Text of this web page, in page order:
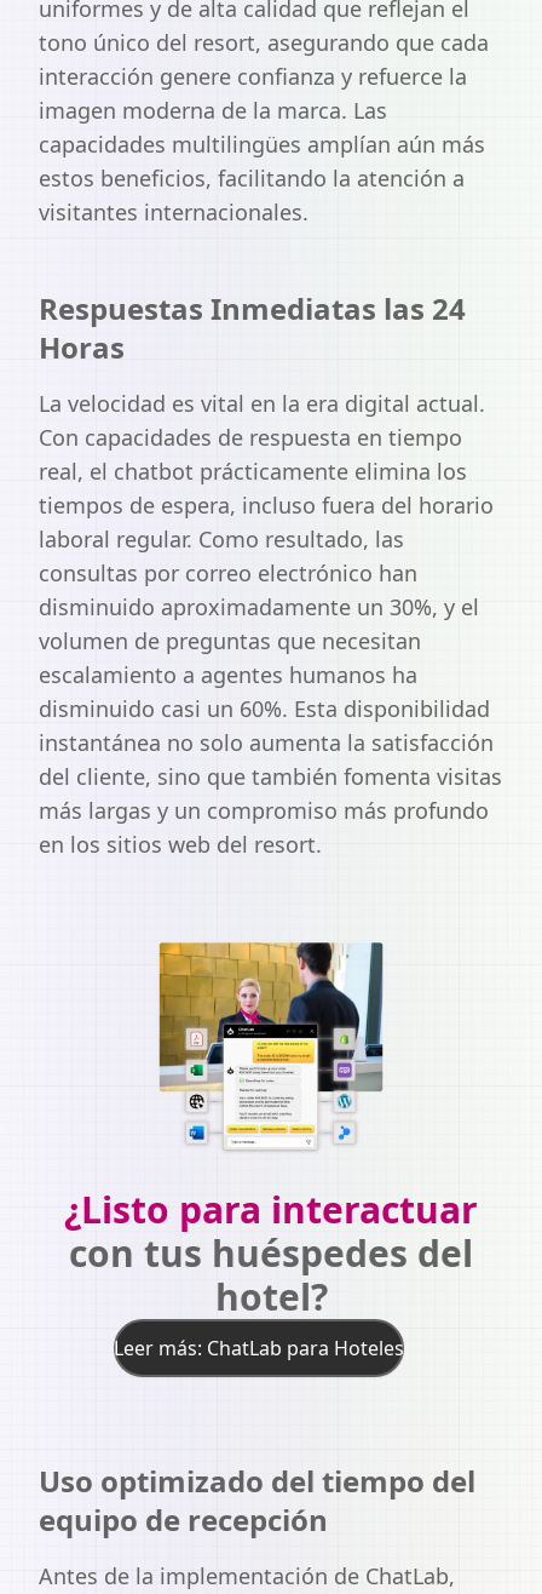
uniformes y de alta calidad que reflejan el
tono único del resort, asegurando que cada
interacción genere confianza y refuerce la
imagen moderna de la marca. Las
capacidades multilingües amplían aún más
estos beneficios, facilitando la atención a
visitantes internacionales.
Respuestas Inmediatas las 24
Horas
La velocidad es vital en la era digital actual.
Con capacidades de respuesta en tiempo
real, el chatbot prácticamente elimina los
tiempos de espera, incluso fuera del horario
laboral regular. Como resultado, las
consultas por correo electrónico han
disminuido aproximadamente un 30%, y el
volumen de preguntas que necesitan
escalamiento a agentes humanos ha
disminuido casi un 60%. Esta disponibilidad
instantánea no solo aumenta la satisfacción
del cliente, sino que también fomenta visitas
más largas y un compromiso más profundo
en los sitios web del resort.
¿Listo para interactuar
con tus huéspedes del
hotel?
Leer más: ChatLab para Hoteles
Uso optimizado del tiempo del
equipo de recepción
Antes de la implementación de ChatLab,